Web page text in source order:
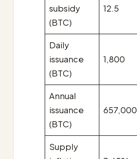
subsidy
(BTC)
12.5
Daily
issuance
(BTC)
1,800
Annual
issuance
(BTC)
657,000
Supply